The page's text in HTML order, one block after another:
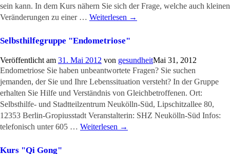
sein kann. In dem Kurs nähern Sie sich der Frage, welche auch kleinen
Veränderungen zu einer … Weiterlesen →
Selbsthilfegruppe "Endometriose"
Veröffentlicht am 31. Mai 2012 von gesundheitMai 31, 2012
Endometriose Sie haben unbeantwortete Fragen? Sie suchen
jemanden, der Sie und Ihre Lebenssituation versteht? In der Gruppe
erhalten Sie Hilfe und Verständnis von Gleichbetroffenen. Ort:
Selbsthilfe- und Stadtteilzentrum Neukölln-Süd, Lipschitzallee 80,
12353 Berlin-Gropiusstadt Veranstalterin: SHZ Neukölln-Süd Infos:
telefonisch unter 605 … Weiterlesen →
Kurs "Qi Gong"